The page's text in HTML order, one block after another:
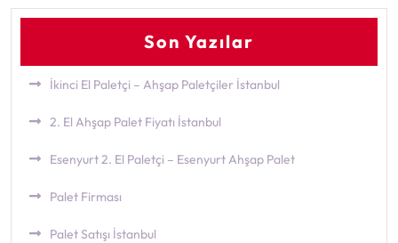
Son Yazılar
İkinci El Paletçi – Ahşap Paletçiler İstanbul
2. El Ahşap Palet Fiyatı İstanbul
Esenyurt 2. El Paletçi – Esenyurt Ahşap Palet
Palet Firması
Palet Satışı İstanbul